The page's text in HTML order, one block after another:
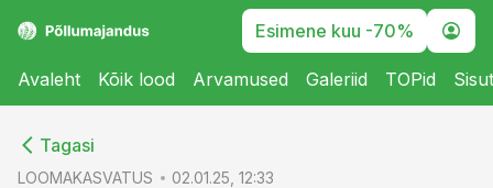
Esimene kuu -70%
Avaleht Kõik lood Arvamused Galeriid TOPid
Tagasi
LOOMAKASVATUS 02.01.25, 12:33